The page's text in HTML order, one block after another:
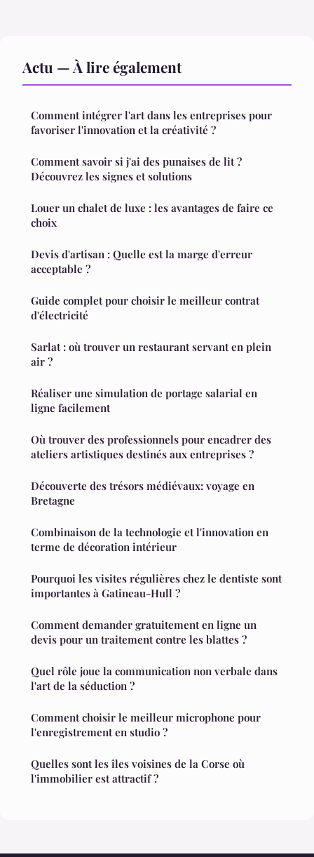
Actu — À lire également
Comment intégrer l'art dans les entreprises pour
favoriser l'innovation et la créativité ?
Comment savoir si j'ai des punaises de lit ?
Découvrez les signes et solutions
Louer un chalet de luxe : les avantages de faire ce
choix
Devis d'artisan : Quelle est la marge d'erreur
acceptable ?
Guide complet pour choisir le meilleur contrat
d'électricité
Sarlat : où trouver un restaurant servant en plein
air ?
Réaliser une simulation de portage salarial en
ligne facilement
Où trouver des professionnels pour encadrer des
ateliers artistiques destinés aux entreprises ?
Découverte des trésors médiévaux: voyage en
Bretagne
Combinaison de la technologie et l'innovation en
terme de décoration intérieur
Pourquoi les visites régulières chez le dentiste sont
importantes à Gatineau-Hull ?
Comment demander gratuitement en ligne un
devis pour un traitement contre les blattes ?
Quel rôle joue la communication non verbale dans
l'art de la séduction ?
Comment choisir le meilleur microphone pour
l'enregistrement en studio ?
Quelles sont les îles voisines de la Corse où
l'immobilier est attractif ?